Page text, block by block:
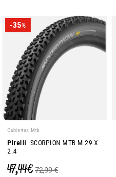
-35%
Cubiertas Mtb
Pirelli SCORPION MTB M 29 X
2.4
47,44 € 72,99 €